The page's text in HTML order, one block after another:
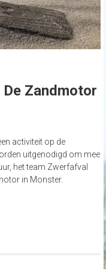
Zandmotor
activiteit op de
uitgenodigd om mee
het team Zwerfafval
in Monster.